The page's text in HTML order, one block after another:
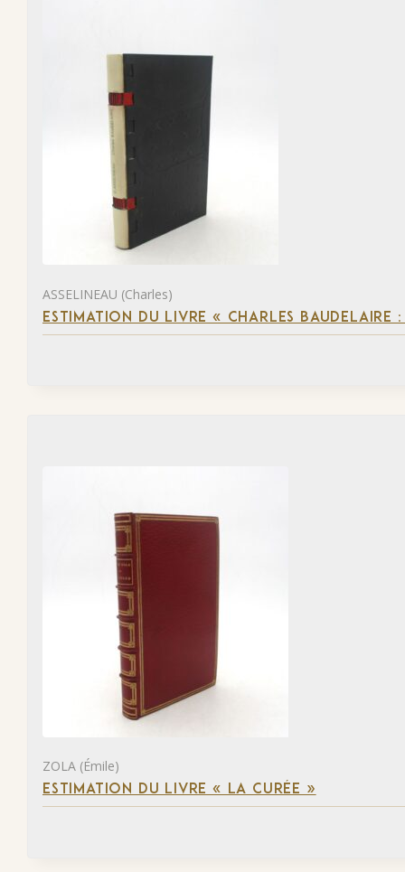
ASSELINEAU (Charles)
ESTIMATION DU LIVRE « CHARLES BAUDELAIRE
ZOLA (Émile)
ESTIMATION DU LIVRE « LA CURÉE »